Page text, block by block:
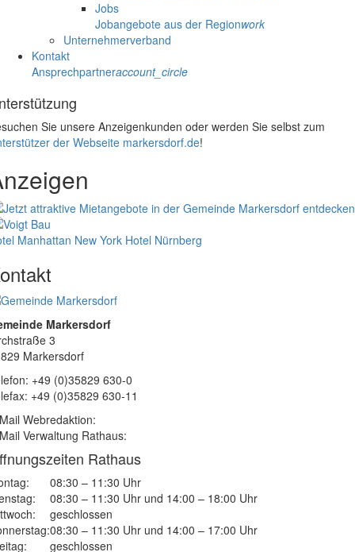
Jobs
Jobangebote aus der Regionwork
Unternehmerverband
Kontakt
Ansprechpartneraccount_circle
Sie unsere Anzeigenkunden oder werden Sie selbst zum
der Webseite markersdorf.de!
Manhattan New York Hotel Nürnberg
Markersdorf
3
Markersdorf
+49 (0)35829 630-0
+49 (0)35829 630-11
Webredaktion:
Verwaltung Rathaus:
Rathaus
08:30 – 11:30 Uhr
08:30 – 11:30 Uhr und 14:00 – 18:00 Uhr
geschlossen
08:30 – 11:30 Uhr und 14:00 – 17:00 Uhr
geschlossen